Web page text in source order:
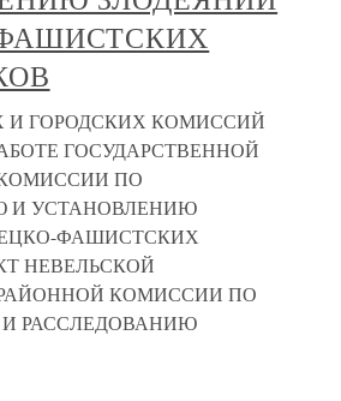
ГОРОДСКИХ КОМИССИЙ
ГОСУДАРСТВЕННОЙ
ПО
И УСТАНОВЛЕНИЮ
ФАШИСТСКИХ
НЕВЕЛЬСКОЙ
КОМИССИИ ПО
РАССЛЕДОВАНИЮ